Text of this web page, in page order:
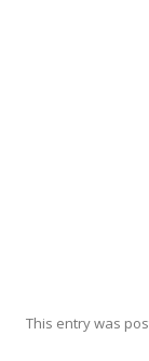
This entry was